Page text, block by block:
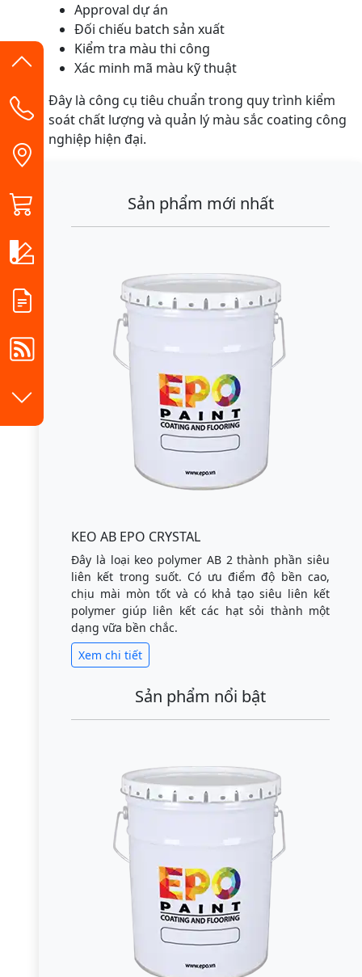
Approval dự án
Đối chiếu batch sản xuất
Kiểm tra màu thi công
Xác minh mã màu kỹ thuật
Đây là công cụ tiêu chuẩn trong quy trình kiểm
soát chất lượng và quản lý màu sắc coating công
nghiệp hiện đại.
Sản phẩm mới nhất
KEO AB EPO CRYSTAL
Đây là loại keo polymer AB 2 thành phần siêu
liên kết trong suốt. Có ưu điểm độ bền cao,
chịu mài mòn tốt và có khả tạo siêu liên kết
polymer giúp liên kết các hạt sỏi thành một
dạng vữa bền chắc.
Xem chi tiết
Sản phẩm nổi bật